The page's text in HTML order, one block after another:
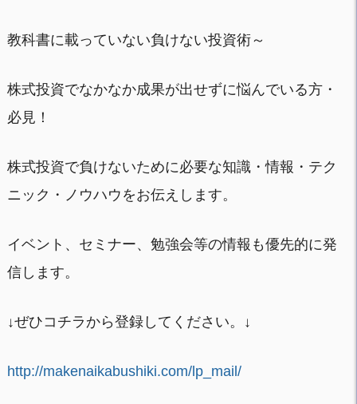
教科書に載っていない負けない投資術～
株式投資でなかなか成果が出せずに悩んでいる方・
必見！
株式投資で負けないために必要な知識・情報・テク
ニック・ノウハウをお伝えします。
イベント、セミナー、勉強会等の情報も優先的に発
信します。
↓ぜひコチラから登録してください。↓
http://makenaikabushiki.com/lp_mail/